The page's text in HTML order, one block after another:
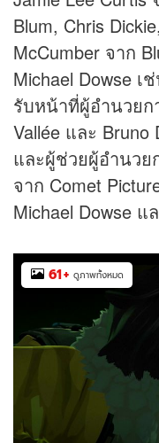
Blum, Chris
McCumber จาก
Michael Dowse เ
รับหน้าที่ผู้อำนวยก
Vallée และ Bruno
และผู้ช่วยผู้อำนวย
จาก Comet
Michael Dowse แ
61+ ดูภาพทั้งหมด